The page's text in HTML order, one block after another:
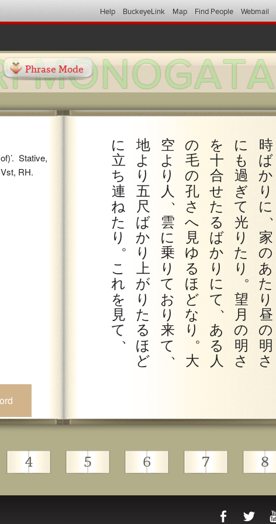
Help BuckeyeLink Map Find People Webmail
Phrase Mode
Stative,
RH.
時
ば
か
り
に、
家
の
あ
た
り
昼
の
明
さ
に
も
過
ぎ
て
光
り
た
り。
望
月
の
明
さ
を
十
合
せ
た
る
ば
か
り
に
て、
あ
る
人
の
毛
の
孔
さ
へ
見
ゆ
る
ほ
ど
な
り。
大
空
よ
り
人、
雲
に
乗
り
て
お
り
来
て、
地
よ
り
五
尺
ば
か
り
上
が
り
た
る
ほ
ど
に
立
ち
連
ね
た
り。
こ
れ
を
見
て、
4 5 6 7 8